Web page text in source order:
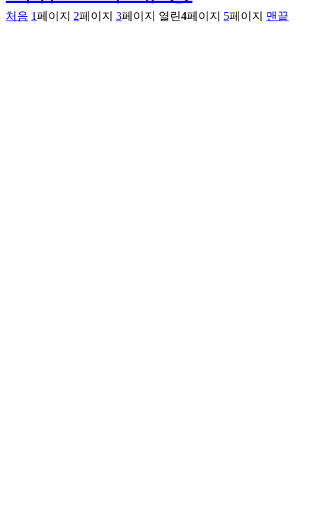
처음 1페이지 2페이지 3페이지 열린4페이지 5페이지 맨끝